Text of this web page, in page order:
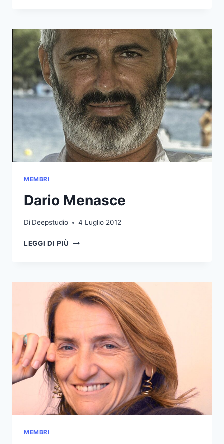
MEMBRI
Dario Menasce
Di Deepstudio 4 Luglio 2012
LEGGI DI PIÙ DARIO
MEMBRI